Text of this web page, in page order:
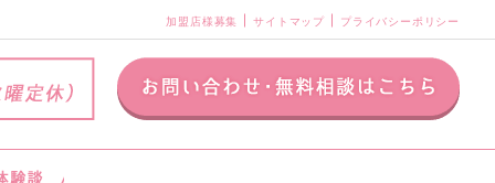
加盟店様募集 サイトマップ プライバシーポリシー